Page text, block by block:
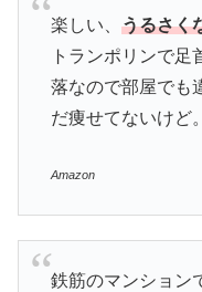
楽しい、 うるさく
トランポリンで足
落なので部屋でも
だ痩せてないけど。
Amazon
鉄筋のマンション